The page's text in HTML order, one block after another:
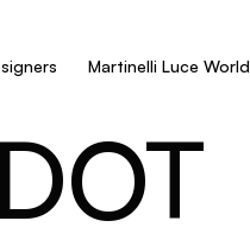
Martinelli Luce World